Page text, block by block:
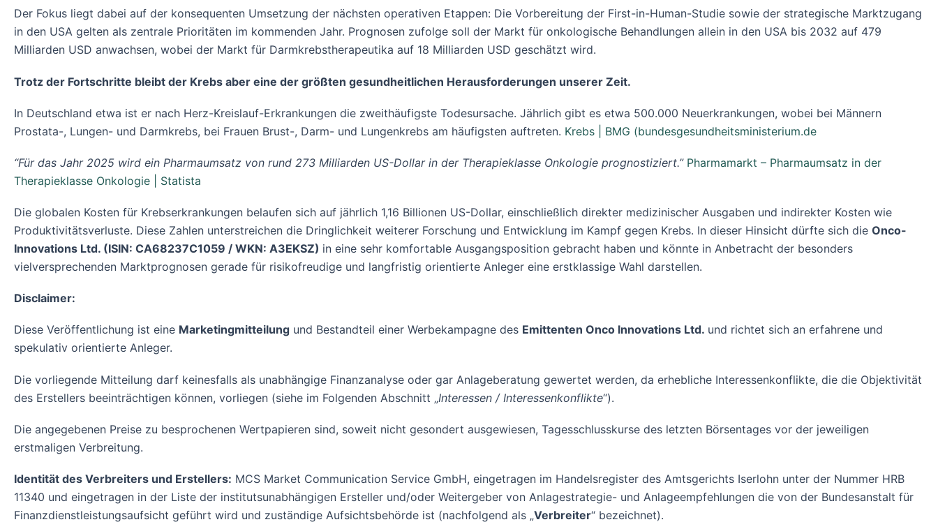
Der Fokus liegt dabei auf der konsequenten Umsetzung der nächsten operativen Etappen: Die Vorbereitung der First-in-Human-Studie sowie der strategische Marktzugang
in den USA gelten als zentrale Prioritäten im kommenden Jahr. Prognosen zufolge soll der Markt für onkologische Behandlungen allein in den USA bis 2032 auf 479
Milliarden USD anwachsen, wobei der Markt für Darmkrebstherapeutika auf 18 Milliarden USD geschätzt wird.
Trotz der Fortschritte bleibt der Krebs aber eine der größten gesundheitlichen Herausforderungen unserer Zeit.
In Deutschland etwa ist er nach Herz-Kreislauf-Erkrankungen die zweithäufigste Todesursache. Jährlich gibt es etwa 500.000 Neuerkrankungen, wobei bei Männern
Prostata-, Lungen- und Darmkrebs, bei Frauen Brust-, Darm- und Lungenkrebs am häufigsten auftreten. Krebs | BMG (bundesgesundheitsministerium.de
“Für das Jahr 2025 wird ein Pharmaumsatz von rund 273 Milliarden US-Dollar in der Therapieklasse Onkologie prognostiziert.” Pharmamarkt – Pharmaumsatz in der
Therapieklasse Onkologie | Statista
Die globalen Kosten für Krebserkrankungen belaufen sich auf jährlich 1,16 Billionen US-Dollar, einschließlich direkter medizinischer Ausgaben und indirekter Kosten wie
Produktivitätsverluste. Diese Zahlen unterstreichen die Dringlichkeit weiterer Forschung und Entwicklung im Kampf gegen Krebs. In dieser Hinsicht dürfte sich die Onco-
Innovations Ltd. (ISIN: CA68237C1059 / WKN: A3EKSZ) in eine sehr komfortable Ausgangsposition gebracht haben und könnte in Anbetracht der besonders
vielversprechenden Marktprognosen gerade für risikofreudige und langfristig orientierte Anleger eine erstklassige Wahl darstellen.
Disclaimer:
Diese Veröffentlichung ist eine Marketingmitteilung und Bestandteil einer Werbekampagne des Emittenten Onco Innovations Ltd. und richtet sich an erfahrene und
spekulativ orientierte Anleger.
Die vorliegende Mitteilung darf keinesfalls als unabhängige Finanzanalyse oder gar Anlageberatung gewertet werden, da erhebliche Interessenkonflikte, die die Objektivität
des Erstellers beeinträchtigen können, vorliegen (siehe im Folgenden Abschnitt „Interessen / Interessenkonflikte“).
Die angegebenen Preise zu besprochenen Wertpapieren sind, soweit nicht gesondert ausgewiesen, Tagesschlusskurse des letzten Börsentages vor der jeweiligen
erstmaligen Verbreitung.
Identität des Verbreiters und Erstellers: MCS Market Communication Service GmbH, eingetragen im Handelsregister des Amtsgerichts Iserlohn unter der Nummer HRB
11340 und eingetragen in der Liste der institutsunabhängigen Ersteller und/oder Weitergeber von Anlagestrategie- und Anlageempfehlungen die von der Bundesanstalt für
Finanzdienstleistungsaufsicht geführt wird und zuständige Aufsichtsbehörde ist (nachfolgend als „Verbreiter“ bezeichnet).